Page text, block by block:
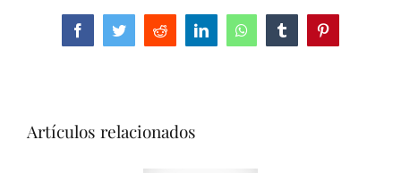
FacebookTwitterReddit LinkedInWhatsAppTumblr
Artículos relacionados